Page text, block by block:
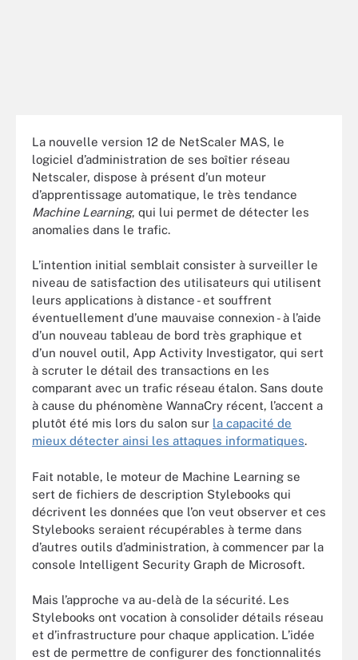
La nouvelle version 12 de NetScaler MAS, le
logiciel d’administration de ses boîtier réseau
Netscaler, dispose à présent d’un moteur
d’apprentissage automatique, le très tendance
Machine Learning, qui lui permet de détecter les
anomalies dans le trafic.
L’intention initial semblait consister à surveiller le
niveau de satisfaction des utilisateurs qui utilisent
leurs applications à distance - et souffrent
éventuellement d’une mauvaise connexion - à l’aide
d’un nouveau tableau de bord très graphique et
d’un nouvel outil, App Activity Investigator, qui sert
à scruter le détail des transactions en les
comparant avec un trafic réseau étalon. Sans doute
à cause du phénomène WannaCry récent, l’accent a
plutôt été mis lors du salon sur la capacité de
mieux détecter ainsi les attaques informatiques.
Fait notable, le moteur de Machine Learning se
sert de fichiers de description Stylebooks qui
décrivent les données que l’on veut observer et ces
Stylebooks seraient récupérables à terme dans
d’autres outils d’administration, à commencer par la
console Intelligent Security Graph de Microsoft.
Mais l’approche va au-delà de la sécurité. Les
Stylebooks ont vocation à consolider détails réseau
et d’infrastructure pour chaque application. L’idée
est de permettre de configurer des fonctionnalités